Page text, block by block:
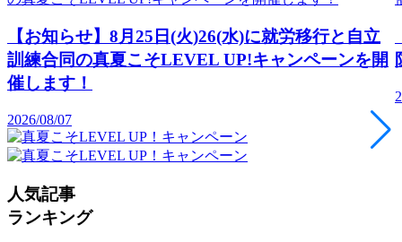
【お知らせ】8月25日(火)26(水)に就労移行と自立
訓練合同の真夏こそLEVEL UP!キャンペーンを開
催します！
2026/08/07
人気記事
ランキング